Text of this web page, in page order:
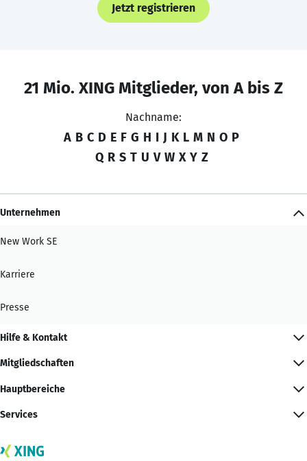
Jetzt registrieren
21 Mio. XING Mitglieder, von A bis Z
Nachname:
A B C D E F G H I J K L M N O P
Q R S T U V W X Y Z
Unternehmen
New Work SE
Karriere
Presse
Hilfe & Kontakt
Mitgliedschaften
Hauptbereiche
Services